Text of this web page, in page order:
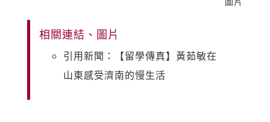
相關連結、圖片
引用新聞：【留學傳真】黃茹敏在
山東感受濟南的慢生活